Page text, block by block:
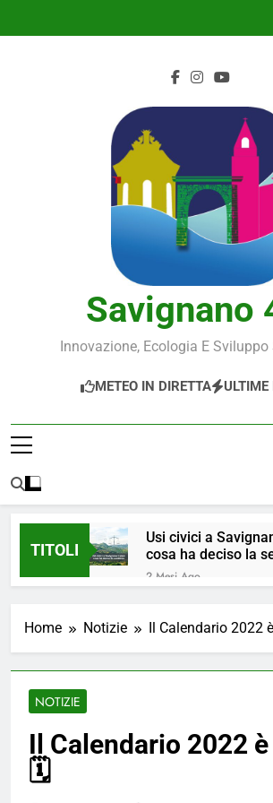
Savignano
Innovazione, Ecologia E
METEO IN DIRETTA ULTIME
TITOLI
Usi civici a
cosa ha deciso la
2 Mesi Ago
4 Mesi Ago
ORDINANZA N. 8/
PARZIALE REVOCA
ACQUA
4 Mesi Ago
Home Notizie Il Calendario 2022
NOTIZIE
Il Calendario 2022
🗓